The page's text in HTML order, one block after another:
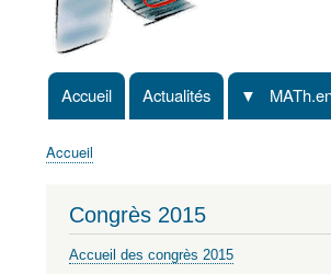
Navigation
principale
Accueil Actualités
d'Ariane
Accueil
Congrès 2015
Accueil des congrès 2015